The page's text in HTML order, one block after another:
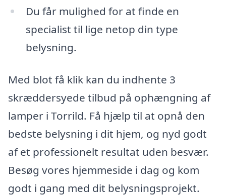
Du får mulighed for at finde en
specialist til lige netop din type
belysning.
Med blot få klik kan du indhente 3
skræddersyede tilbud på ophængning af
lamper i Torrild. Få hjælp til at opnå den
bedste belysning i dit hjem, og nyd godt
af et professionelt resultat uden besvær.
Besøg vores hjemmeside i dag og kom
godt i gang med dit belysningsprojekt.